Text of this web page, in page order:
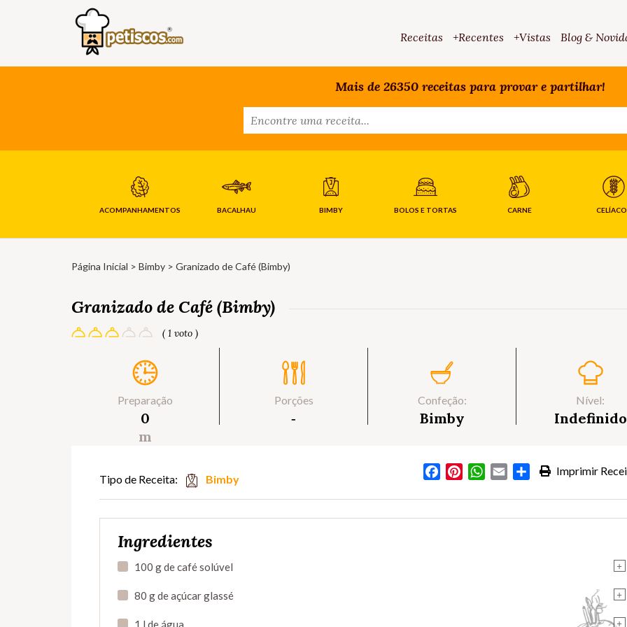
Receitas +Recentes +Vistas Blog &
Mais de 26350 receitas para provar e partilhar!
ACOMPANHAMENTOS BACALHAU BIMBY BOLOS E TORTAS CARNE
Página Inicial > Bimby > Granizado de Café (Bimby)
Granizado de Café (Bimby)
( 1 voto )
Preparação
0
m
Porções
‐
Confeção:
Bimby
Nível:
Indefinido
Imprimir
FacebookPinterestWhatsApp
Email Partilhar
Tipo de Receita: Bimby
Ingredientes
+
100 g de café solúvel
+
80 g de açúcar glassé
+
1 l de água